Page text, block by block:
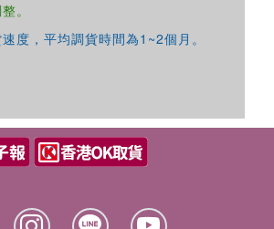
。
度，平均調貨時間為1~2個月。